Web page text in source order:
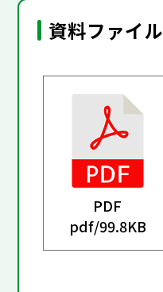
資料ファイル
PDF
pdf/99.8KB